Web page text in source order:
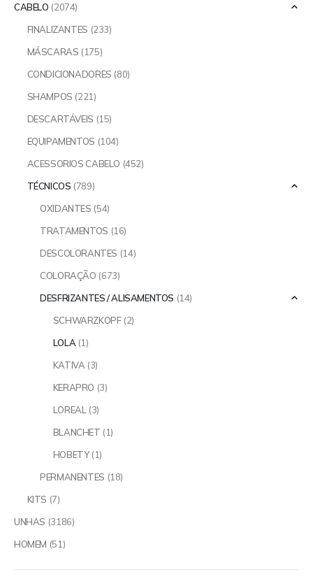
CABELO (2074)
FINALIZANTES (233)
MÁSCARAS (175)
CONDICIONADORES (80)
SHAMPOS (221)
DESCARTÁVEIS (15)
EQUIPAMENTOS (104)
ACESSORIOS CABELO (452)
TÉCNICOS (789)
OXIDANTES (54)
TRATAMENTOS (16)
DESCOLORANTES (14)
COLORAÇÃO (673)
DESFRIZANTES / ALISAMENTOS (14)
SCHWARZKOPF (2)
LOLA (1)
KATIVA (3)
KERAPRO (3)
LOREAL (3)
BLANCHET (1)
HOBETY (1)
PERMANENTES (18)
KITS (7)
UNHAS (3186)
HOMEM (51)